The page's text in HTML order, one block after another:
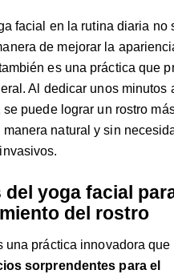
facial en la rutina diaria no
de mejorar la
es una práctica que
Al dedicar unos minutos
puede lograr un rostro
natural y sin
yoga facial
del rostro
una práctica innovadora que
sorprendentes para el